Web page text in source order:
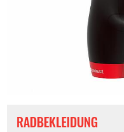
RADBEKLEIDUNG